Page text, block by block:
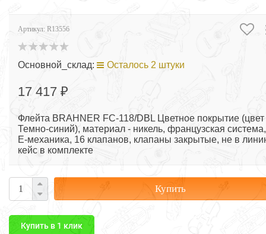
Артикул: R13556
Основной_склад: Осталось 2 штуки
17 417 ₽
Флейта BRAHNER FC-118/DBL Цветное покрытие (цвет
Темно-синий), материал - никель, французская система,
Е-механика, 16 клапанов, клапаны закрытые, не в
кейс в комплекте
Купить
Купить в 1 клик